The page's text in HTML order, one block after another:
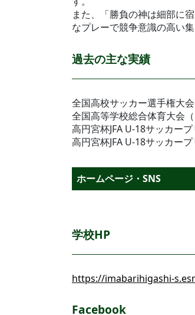
また、「勝負の神は細部に
なプレーで競争意識の高い
過去の主な実績
全国高校サッカー選手権大
全国高等学校総合体育大会
高円宮杯JFA U-18サッカー
高円宮杯JFA U-18サッカー
ホームページ・SNS
学校HP
https://imabarihigashi-
Facebook